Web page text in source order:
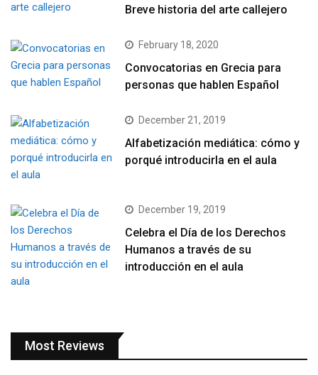
Breve historia del arte callejero
February 18, 2020
Convocatorias en Grecia para
personas que hablen Español
December 21, 2019
Alfabetización mediática: cómo y
porqué introducirla en el aula
December 19, 2019
Celebra el Día de los Derechos
Humanos a través de su
introducción en el aula
Most Reviews